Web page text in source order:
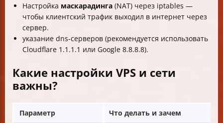
Настройка маскарадинга (NAT) через iptables —
чтобы клиентский трафик выходил в интернет через
сервер.
указание dns-серверов (рекомендуется использовать
Cloudflare 1.1.1.1 или Google 8.8.8.8).
Какие настройки VPS и сети
важны?
Параметр Что делать и зачем